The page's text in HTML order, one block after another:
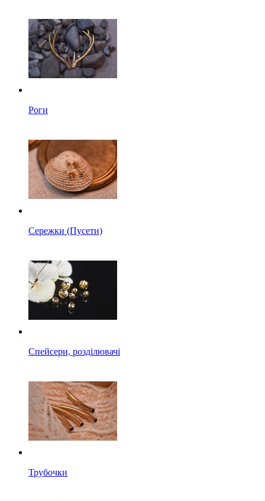
Роги
Сережки (Пусети)
Спейсери, розділювачі
Трубочки